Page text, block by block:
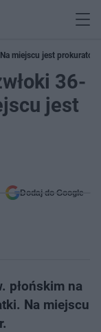
miejscu jest prokurator
36-
jest
Dodaj do Google
płońskim na
Na miejscu